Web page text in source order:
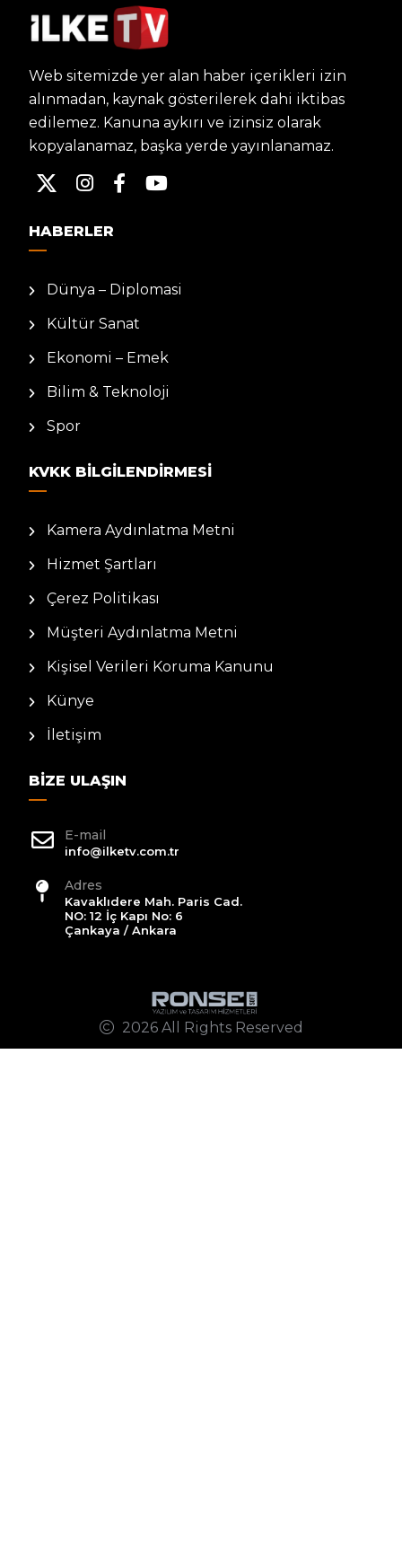
Web sitemizde yer alan haber içerikleri izin
alınmadan, kaynak gösterilerek dahi iktibas
edilemez. Kanuna aykırı ve izinsiz olarak
kopyalanamaz, başka yerde yayınlanamaz.
HABERLER
Dünya – Diplomasi
Kültür Sanat
Ekonomi – Emek
Bilim & Teknoloji
Spor
KVKK BILGILENDIRMESI
Kamera Aydınlatma Metni
Hizmet Şartları
Çerez Politikası
Müşteri Aydınlatma Metni
Kişisel Verileri Koruma Kanunu
Künye
İletişim
BIZE ULAŞIN
E-mail
info@ilketv.com.tr
Adres
Kavaklıdere Mah. Paris Cad.
NO: 12 İç Kapı No: 6
Çankaya / Ankara
2026 All Rights Reserved